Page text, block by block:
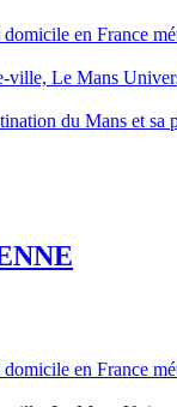
en France
ville, Le Mans
du Mans et sa
en France